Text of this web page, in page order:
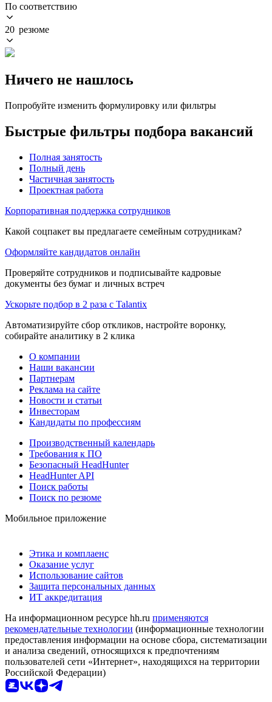
По соответствию
20 резюме
Ничего не нашлось
Попробуйте изменить формулировку или фильтры
Быстрые фильтры подбора вакансий
Полная занятость
Полный день
Частичная занятость
Проектная работа
Корпоративная поддержка сотрудников
Какой соцпакет вы предлагаете семейным сотрудникам?
Оформляйте кандидатов онлайн
Проверяйте сотрудников и подписывайте кадровые
документы без бумаг и личных встреч
Ускорьте подбор в 2 раза с Talantix
Автоматизируйте сбор откликов, настройте воронку,
собирайте аналитику в 2 клика
О компании
Наши вакансии
Партнерам
Реклама на сайте
Новости и статьи
Инвесторам
Кандидаты по профессиям
Производственный календарь
Требования к ПО
Безопасный HeadHunter
HeadHunter API
Поиск работы
Поиск по резюме
Мобильное приложение
Этика и комплаенс
Оказание услуг
Использование сайтов
Защита персональных данных
ИТ аккредитация
На информационном ресурсе hh.ru применяются
рекомендательные технологии (информационные технологии
предоставления информации на основе сбора, систематизации
и анализа сведений, относящихся к предпочтениям
пользователей сети «Интернет», находящихся на территории
Российской Федерации)